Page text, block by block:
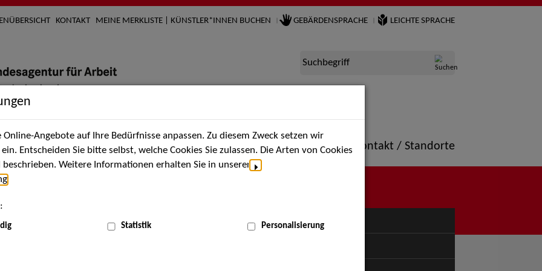
KONTAKT MEINE MERKLISTE | KÜNSTLER*INNEN BUCHEN GEBÄRDENSPRACHE LEICHTE SPRACHE
Suchbegriff
Künstler*innen Über uns Aktuelles Termine Portfolio Kontakt / Standorte
MENÜ
Angebote auf Ihre Bedürfnisse anpassen. Zu diesem Zweck setzen wir
Entscheiden Sie bitte selbst, welche Cookies Sie zulassen. Die Arten von Cookies
Weitere Informationen erhalten Sie in unserer
Statistik Personalisierung